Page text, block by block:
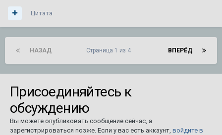
Цитата
НАЗАД ВПЕРЁД
Страница 1 из 4
Присоединяйтесь к
обсуждению
Вы можете опубликовать сообщение сейчас, а
зарегистрироваться позже. Если у вас есть аккаунт, войдите в